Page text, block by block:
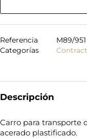
Referencia
M89/951
Categorías
Contract
Descripción
Carro para transporte
acerado plastificado.